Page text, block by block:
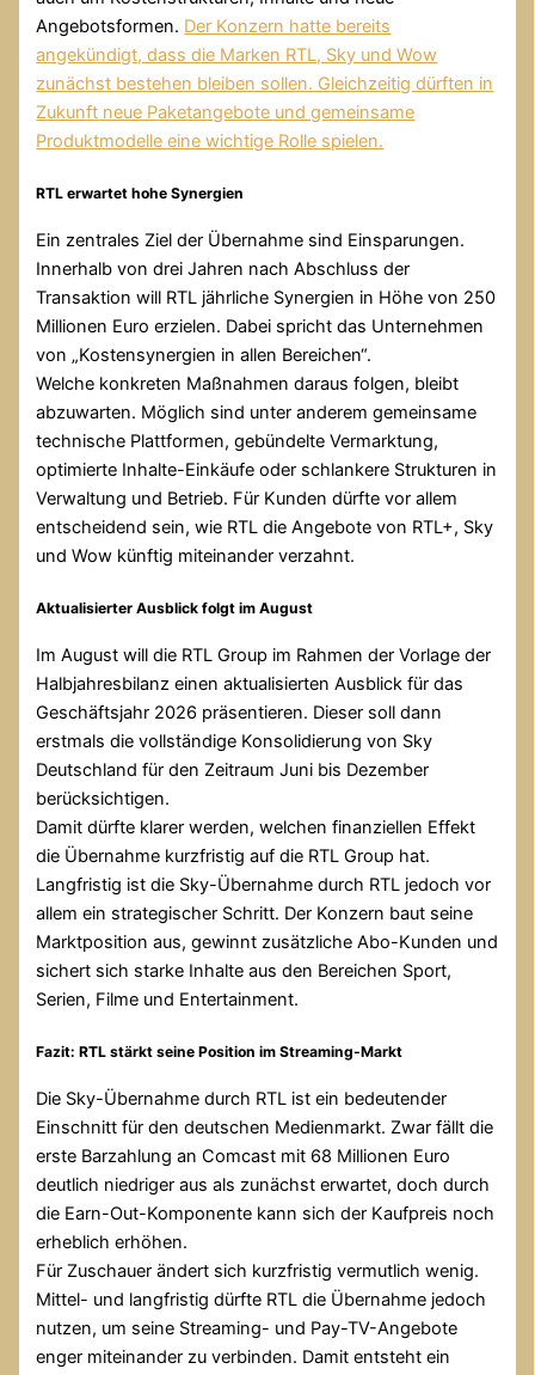
Angebotsformen. Der Konzern hatte bereits
angekündigt, dass die Marken RTL, Sky und Wow
zunächst bestehen bleiben sollen. Gleichzeitig dürften in
Zukunft neue Paketangebote und gemeinsame
Produktmodelle eine wichtige Rolle spielen.
RTL erwartet hohe Synergien
Ein zentrales Ziel der Übernahme sind Einsparungen.
Innerhalb von drei Jahren nach Abschluss der
Transaktion will RTL jährliche Synergien in Höhe von 250
Millionen Euro erzielen. Dabei spricht das Unternehmen
von „Kostensynergien in allen Bereichen“.
Welche konkreten Maßnahmen daraus folgen, bleibt
abzuwarten. Möglich sind unter anderem gemeinsame
technische Plattformen, gebündelte Vermarktung,
optimierte Inhalte-Einkäufe oder schlankere Strukturen in
Verwaltung und Betrieb. Für Kunden dürfte vor allem
entscheidend sein, wie RTL die Angebote von RTL+, Sky
und Wow künftig miteinander verzahnt.
Aktualisierter Ausblick folgt im August
Im August will die RTL Group im Rahmen der Vorlage der
Halbjahresbilanz einen aktualisierten Ausblick für das
Geschäftsjahr 2026 präsentieren. Dieser soll dann
erstmals die vollständige Konsolidierung von Sky
Deutschland für den Zeitraum Juni bis Dezember
berücksichtigen.
Damit dürfte klarer werden, welchen finanziellen Effekt
die Übernahme kurzfristig auf die RTL Group hat.
Langfristig ist die Sky-Übernahme durch RTL jedoch vor
allem ein strategischer Schritt. Der Konzern baut seine
Marktposition aus, gewinnt zusätzliche Abo-Kunden und
sichert sich starke Inhalte aus den Bereichen Sport,
Serien, Filme und Entertainment.
Fazit: RTL stärkt seine Position im Streaming-Markt
Die Sky-Übernahme durch RTL ist ein bedeutender
Einschnitt für den deutschen Medienmarkt. Zwar fällt die
erste Barzahlung an Comcast mit 68 Millionen Euro
deutlich niedriger aus als zunächst erwartet, doch durch
die Earn-Out-Komponente kann sich der Kaufpreis noch
erheblich erhöhen.
Für Zuschauer ändert sich kurzfristig vermutlich wenig.
Mittel- und langfristig dürfte RTL die Übernahme jedoch
nutzen, um seine Streaming- und Pay-TV-Angebote
enger miteinander zu verbinden. Damit entsteht ein